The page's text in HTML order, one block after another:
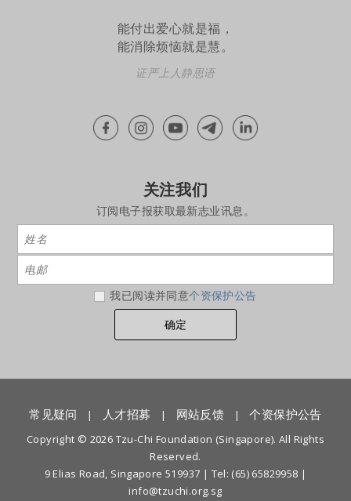
能付出爱心就是福，
能消除烦恼就是慧。
证严上人静思语
关注我们
订阅电子报获取最新志业讯息。
我已阅读并同意个资保护公告
常见疑问 | 人才招募 | 网站反馈 | 个资保护公告
Copyright © 2026 Tzu-Chi Foundation (Singapore). All Rights
Reserved.
9 Elias Road, Singapore 519937 | Tel: (65) 65829958 |
info@tzuchi.org.sg